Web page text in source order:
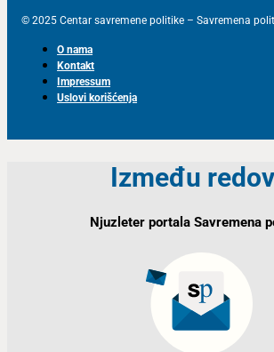
© 2025 Centar savremene politike – Savremena
O nama
Kontakt
Impressum
Uslovi korišćenja
Između
Njuzleter portala Savremena